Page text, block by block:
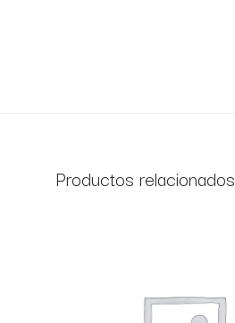
Productos relacionados